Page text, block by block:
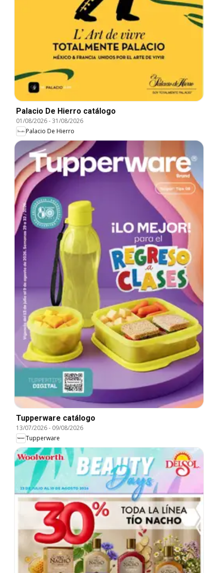
Palacio De Hierro catálogo
01/08/2026-31/08/2026
Palacio De Hierro
Tupperware catálogo
13/07/2026- 09/08/2026
Tupperware